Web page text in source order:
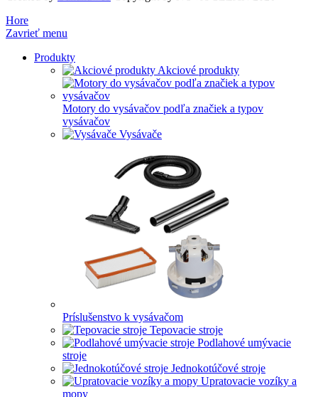
Hore
Zavrieť menu
Produkty
Akciové produkty
Motory do vysávačov podľa značiek a typov
vysávačov
Vysávače
Príslušenstvo k vysávačom
Tepovacie stroje
Podlahové umývacie
stroje
Jednokotúčové stroje
Upratovacie vozíky a
mopy